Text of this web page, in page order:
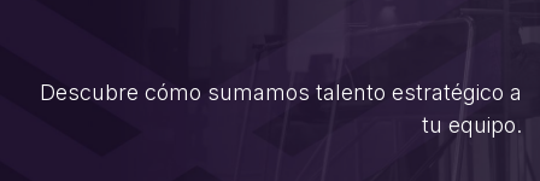
Descubre cómo sumamos talento estratégico a
tu equipo.